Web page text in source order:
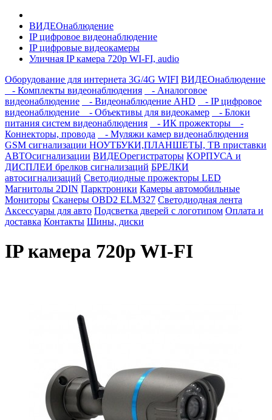
ВИДЕОнаблюдение
IP цифровое видеонаблюдение
IP цифровые видеокамеры
Уличная IP камера 720p WI-FI, audio
Оборудование для интернета 3G/4G WIFI ВИДЕОнаблюдение
- Комплекты видеонаблюдения
- Аналоговое
видеонаблюдение
- Видеонаблюдение AHD
- IP цифровое
видеонаблюдение
- Объективы для видеокамер
- Блоки
питания систем видеонаблюдения
- ИК прожекторы
-
Коннекторы, провода
- Муляжи камер видеонаблюдения
GSM сигнализации НОУТБУКИ,ПЛАНШЕТЫ, ТВ приставки
АВТОсигнализации ВИДЕОрегистраторы КОРПУСА и
ДИСПЛЕИ брелков сигнализаций БРЕЛКИ
автосигнализаций Светодиодные прожекторы LED
Магнитолы 2DIN Парктроники Камеры автомобильные
Мониторы Сканеры OBD2 ELM327 Светодиодная лента
Аксессуары для авто Подсветка дверей с логотипом Оплата и
доставка Контакты Шины, диски
IP камера 720p WI-FI